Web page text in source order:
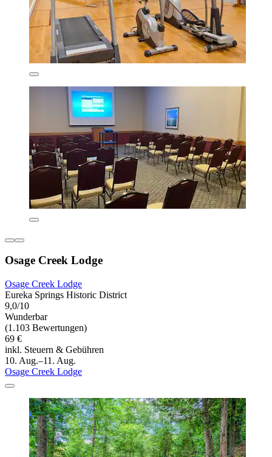
Osage Creek Lodge
Osage Creek Lodge
Eureka Springs Historic District
Wunderbar
(1.103 Bewertungen)